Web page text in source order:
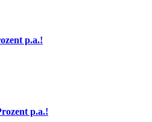
p.a.!
p.a.!